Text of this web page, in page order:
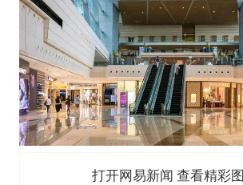
打开网易新闻 查看精彩